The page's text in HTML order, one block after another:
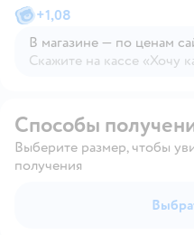
+1,08
В магазине — по ценам
Скажите на кассе «Хочу
Способы
Выберите размер, чтобы
получения